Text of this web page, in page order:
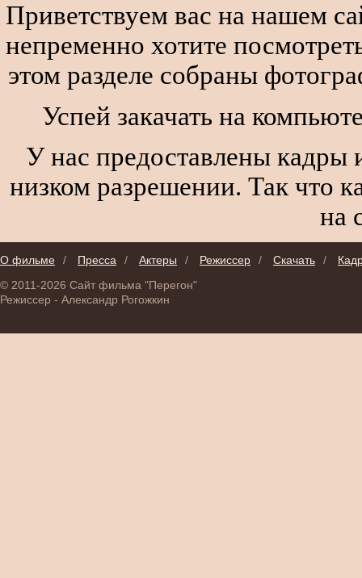
Приветствуем вас на нашем
непременно хотите
этом разделе собраны
Успей закачать на
У нас предоставлены кадры
низком разрешении. Так что
на
О фильме / Пресса / Актеры / Режиссер / Скачать /
© 2011-2026 Сайт фильма "Перегон"
Режиссер - Александр Рогожкин